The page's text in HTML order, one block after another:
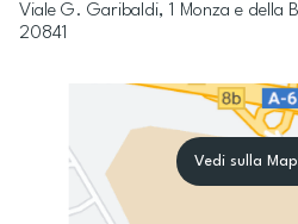
Viale G. Garibaldi, 1 Monza e della
20841
Vedi sulla